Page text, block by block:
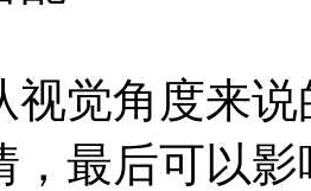
角度来说
，最后可以